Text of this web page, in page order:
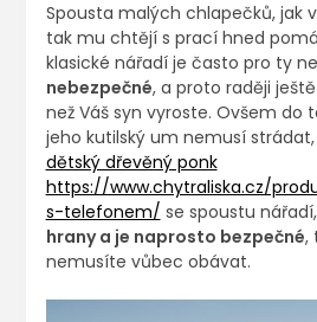
Spousta malých chlapečků, jak
tak mu chtějí s prací hned
klasické nářadí je často pro ty
nebezpečné, a proto raději
než Váš syn vyroste. Ovšem do
jeho kutilský um nemusí
dětský dřevěný ponk
https://www.chytraliska.cz/
s-telefonem/ se spoustu
hrany a je naprosto bezpečné,
nemusíte vůbec obávat.